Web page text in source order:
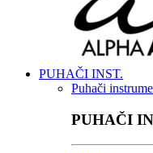
PUHAČI INST.
Puhači
PUHAČI